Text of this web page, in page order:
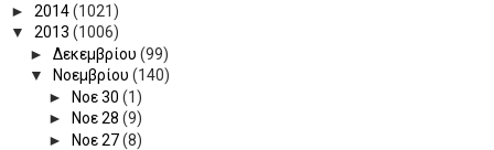
► 2014(1021)
▼ 2013 (1006)
► Δεκεμβρίου (99)
▼
Νοεμβρίου (140)
►
Νοε 30 (1)
►
Νοε 28 (9)
►
Νοε 27(8)